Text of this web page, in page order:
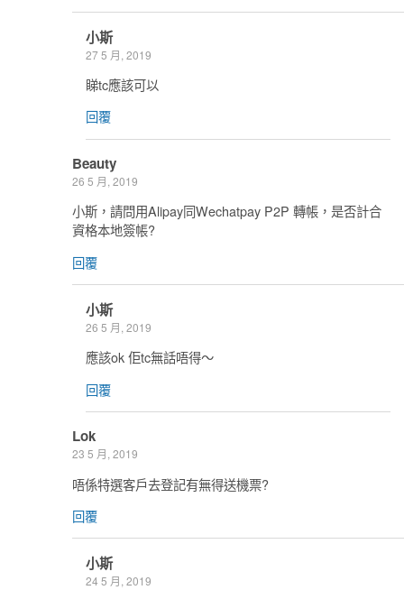
小斯
27 5 月, 2019
睇tc應該可以
回覆
Beauty
26 5 月, 2019
小斯，請問用Alipay同Wechatpay P2P 轉帳，是否計合
資格本地簽帳?
回覆
小斯
26 5 月, 2019
應該ok 佢tc無話唔得～
回覆
Lok
23 5 月, 2019
唔係特選客戶去登記有無得送機票?
回覆
小斯
24 5 月, 2019